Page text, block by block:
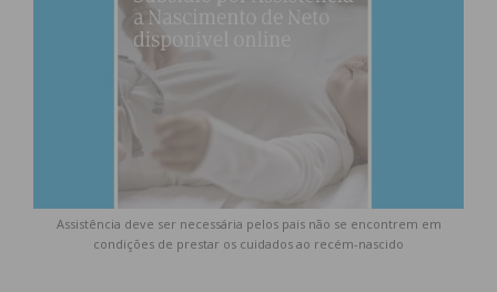
Assistência deve ser necessária pelos pais não se encontrem em
condições de prestar os cuidados ao recém-nascido